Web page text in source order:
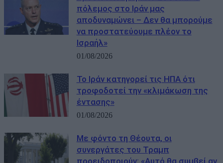
πόλεμος στο Ιράν μας
αποδυναμώνει – Δεν θα μπορούμε
να προστατεύουμε πλέον το
Ισραήλ»
01/08/2026
Το Ιράν κατηγορεί τις ΗΠΑ ότι
τροφοδοτεί την «κλιμάκωση της
έντασης»
01/08/2026
Με φόντο τη Θέουτα, οι
συνεργάτες του Τραμπ